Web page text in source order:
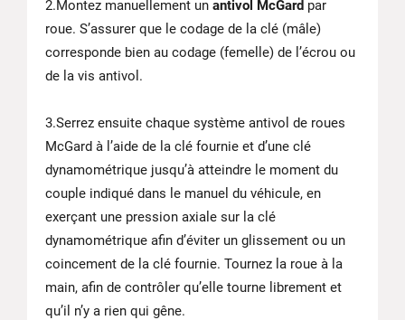
2.Montez manuellement un antivol McGard par
roue. S’assurer que le codage de la clé (mâle)
corresponde bien au codage (femelle) de l’écrou ou
de la vis antivol.
3.Serrez ensuite chaque système antivol de roues
McGard à l’aide de la clé fournie et d’une clé
dynamométrique jusqu’à atteindre le moment du
couple indiqué dans le manuel du véhicule, en
exerçant une pression axiale sur la clé
dynamométrique afin d’éviter un glissement ou un
coincement de la clé fournie. Tournez la roue à la
main, afin de contrôler qu’elle tourne librement et
qu’il n’y a rien qui gêne.